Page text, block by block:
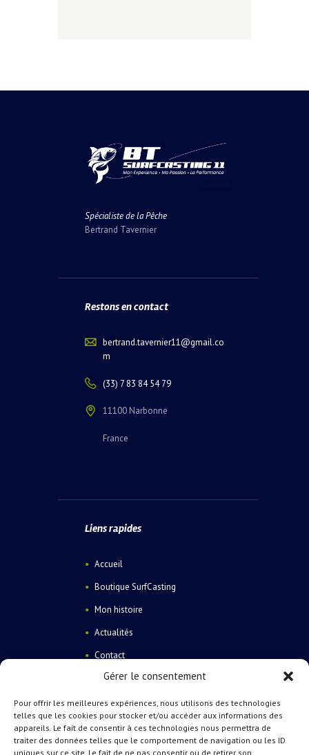
Gérer le consentement
Pour offrir les meilleures expériences, nous utilisons des technologies
telles que les cookies pour stocker et/ou accéder aux informations des
appareils. Le fait de consentir à ces technologies nous permettra de
traiter des données telles que le comportement de navigation ou les ID
uniques sur ce site. Le fait de ne pas consentir ou de retirer son
Spécialiste de la Pêche
Bertrand Tavernier
Restons en contact
bertrand.tavernier11@gmail.co
m
(33) 7 83 84 54 79
11100 Narbonne
France
Liens rapides
Accueil
Boutique SurfCasting
Mon histoire
Actualités
Contact
Catégories de produits